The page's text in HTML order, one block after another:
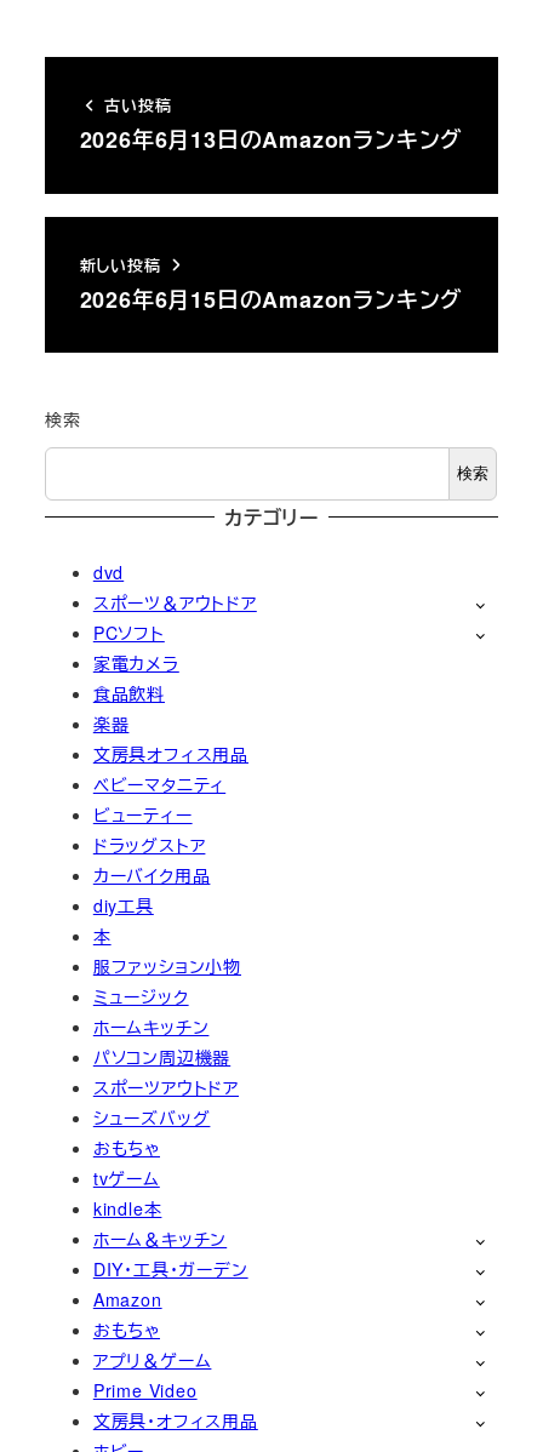
古い投稿
2026年6月13日のAmazonランキング
新しい投稿
2026年6月15日のAmazonランキング
検索
検索
カテゴリー
dvd
スポーツ＆アウトドア
PCソフト
家電カメラ
食品飲料
楽器
文房具オフィス用品
ベビーマタニティ
ビューティー
ドラッグストア
カーバイク用品
diy工具
本
服ファッション小物
ミュージック
ホームキッチン
パソコン周辺機器
スポーツアウトドア
シューズバッグ
おもちゃ
tvゲーム
kindle本
ホーム＆キッチン
DIY・工具・ガーデン
Amazon
おもちゃ
アプリ＆ゲーム
Prime Video
文房具・オフィス用品